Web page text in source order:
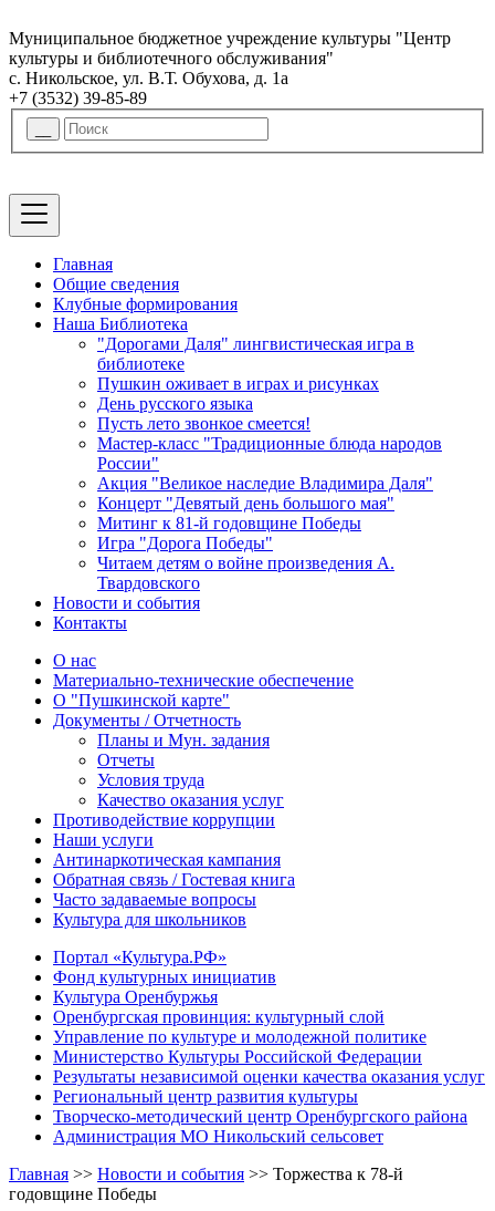
Муниципальное бюджетное учреждение культуры "Центр
культуры и библиотечного обслуживания"
с. Никольское, ул. В.Т. Обухова, д. 1а
+7 (3532) 39-85-89
Главная
Общие сведения
Клубные формирования
Наша Библиотека
"Дорогами Даля" лингвистическая игра в
библиотеке
Пушкин оживает в играх и рисунках
День русского языка
Пусть лето звонкое смеется!
Мастер-класс "Традиционные блюда народов
России"
Акция "Великое наследие Владимира Даля"
Концерт "Девятый день большого мая"
Митинг к 81-й годовщине Победы
Игра "Дорога Победы"
Читаем детям о войне произведения А.
Твардовского
Новости и события
Контакты
О нас
Материально-технические обеспечение
О "Пушкинской карте"
Документы / Отчетность
Планы и Мун. задания
Отчеты
Условия труда
Качество оказания услуг
Противодействие коррупции
Наши услуги
Антинаркотическая кампания
Обратная связь / Гостевая книга
Часто задаваемые вопросы
Культура для школьников
Портал «Культура.РФ»
Фонд культурных инициатив
Культура Оренбуржья
Оренбургская провинция: культурный слой
Управление по культуре и молодежной политике
Министерство Культуры Российской Федерации
Результаты независимой оценки качества оказания услуг
Региональный центр развития культуры
Творческо-методический центр Оренбургского района
Администрация МО Никольский сельсовет
Главная >> Новости и события >> Торжества к 78-й
годовщине Победы